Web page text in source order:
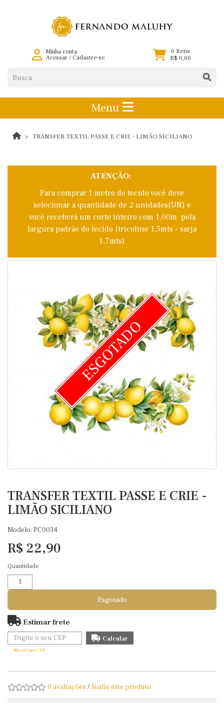
Minha conta
Acessar/ Cadastre-se
0 Itens
R$ 0,00
Menu
TRANSFER TEXTIL PASSE E CRIE - LIMÃO SICILIANO
ATENÇÃO:
Para comprar 1 metro de tecido você deve
selecionar a quantidade de 2 unidades(UN) e
você receberá um corte inteiro com 1,00m pela
largura padrão do tecido (tricoline 1,5mts - sarja
1,7mts)
ESGOTADO
TRANSFER TEXTIL PASSE E CRIE -
LIMÃO SICILIANO
Modelo: PC0034
R$ 22,90
Quantidade
Esgotado
Estimar frete
Não sei meu CEP
0 avaliações /Avalie este produto